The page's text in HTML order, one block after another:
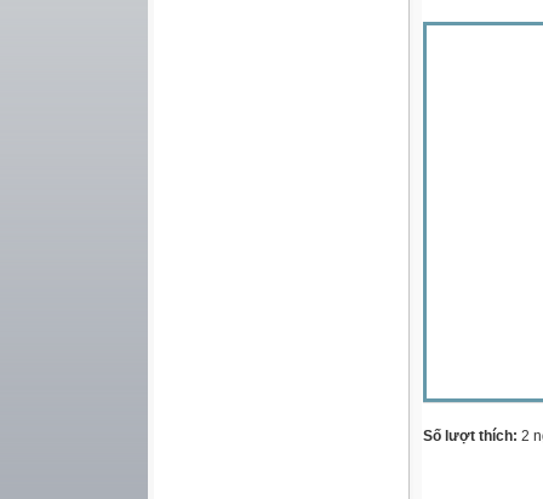
Số lượt thích: 2